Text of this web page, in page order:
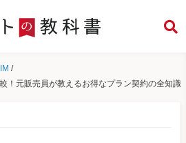
/
！元販売員が教えるお得なプラン契約の全知識